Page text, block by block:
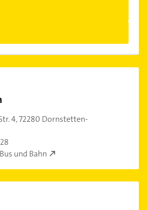
4,72280 Dornstetten-
und Bahn